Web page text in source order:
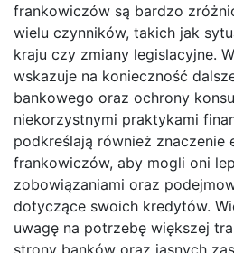
frankowiczów są bardzo
wielu czynników, takich jak
kraju czy zmiany legislacyjne.
wskazuje na konieczność
bankowego oraz ochrony
niekorzystnymi praktykami
podkreślają również znaczenie
frankowiczów, aby mogli oni
zobowiązaniami oraz
dotyczące swoich kredytów.
uwagę na potrzebę większej